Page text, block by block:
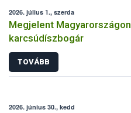
2026. július 1., szerda
Megjelent
karcsúdíszbogár
TOVÁBB
2026. június 30., kedd